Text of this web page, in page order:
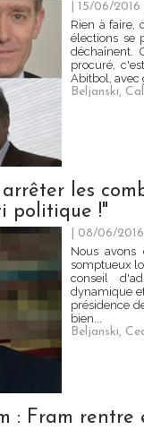
| 15/06/2016
Rien à faire,
élections se
déchaînent.
procuré,
Abitbol, avec
Beljanski,
les
politique !"
| 08/06/2016
Nous
somptueux
conseil
dynamique
présidence
bien...
Beljanski,
: Fram rentre